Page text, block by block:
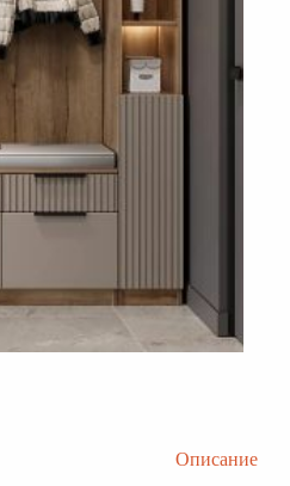
Описание